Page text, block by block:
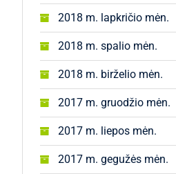
2018 m. lapkričio mėn.
2018 m. spalio mėn.
2018 m. birželio mėn.
2017 m. gruodžio mėn.
2017 m. liepos mėn.
2017 m. gegužės mėn.